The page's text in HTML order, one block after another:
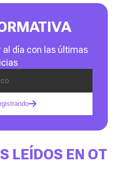
día con las últimas
LEÍDOS EN OT